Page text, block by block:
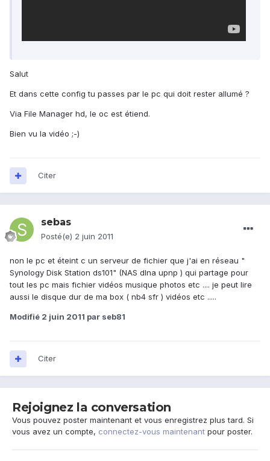
Salut
Et dans cette config tu passes par le pc qui doit rester allumé ?
Via File Manager hd, le oc est étiend.
Bien vu la vidéo ;-)
Citer
sebas
Posté(e) 2 juin 2011
non le pc et éteint c un serveur de fichier que j'ai en réseau "
Synology Disk Station ds101" (NAS dlna upnp ) qui partage pour
tout les pc mais fichier vidéos musique photos etc .... je peut lire
aussi le disque dur de ma box ( nb4 sfr ) vidéos etc .....
Modifié 2 juin 2011 par seb81
Citer
Rejoignez la conversation
Vous pouvez poster maintenant et vous enregistrez plus tard. Si
vous avez un compte, connectez-vous maintenant pour poster.